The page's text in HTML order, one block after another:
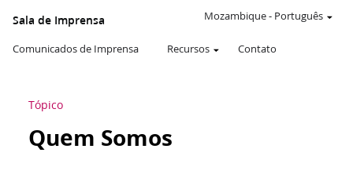
Sala de Imprensa
Comunicados de Imprensa Recursos Contato
Mozambique- Português
Tópico
Quem Somos